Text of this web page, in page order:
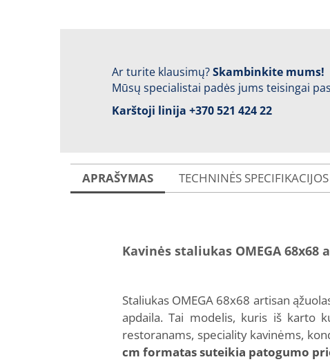
Ar turite klausimų?Skambinkite mums!
Mūsų specialistai padės jums teisingai
Karštoji linija +370 521 424 22
APRAŠYMAS TECHNINĖS SPECIFIKACIJOS
Kavinės staliukas OMEGA
Staliukas OMEGA 68x68 artisan
apdaila. Tai modelis, kuris iš karto
restoranams, speciality kavinėms,
cm formatas suteikia patogumo